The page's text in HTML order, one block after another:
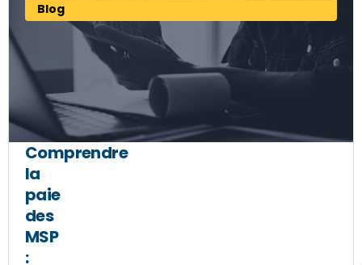
Blog
Comprendre
la
paie
des
MSP
: